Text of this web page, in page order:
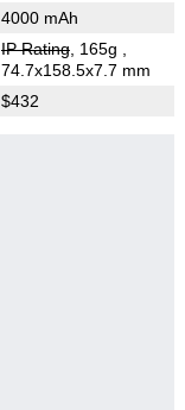
4000 mAh
IP Rating, 165g
74.7x158.5x7.7 mm
$432